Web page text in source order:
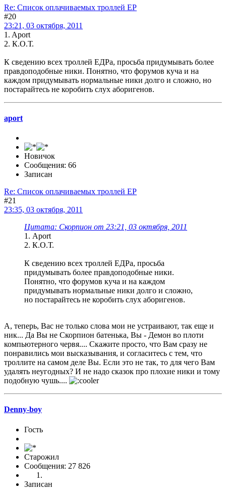
Re: Список оплачиваемых троллей ЕР
#20
23:21, 03 октября, 2011
1. Aport
2. К.О.Т.
К сведению всех троллей ЕДРа, просьба придумывать более
правдоподобные ники. Понятно, что форумов куча и на
каждом придумывать нормальные ники долго и сложно, но
постарайтесь не коробить слух аборигенов.
aport
Новичок
Сообщения: 66
Записан
Re: Список оплачиваемых троллей ЕР
#21
23:35, 03 октября, 2011
Цитата: Скорпион от 23:21, 03 октября, 2011
1. Aport
2. К.О.Т.
К сведению всех троллей ЕДРа, просьба
придумывать более правдоподобные ники.
Понятно, что форумов куча и на каждом
придумывать нормальные ники долго и сложно,
но постарайтесь не коробить слух аборигенов.
А, теперь, Вас не только слова мои не устраивают, так еще и
ник... Да Вы не Скорпион батенька, Вы - Демон во плоти
компьютерного червя.... Скажите просто, что Вам сразу не
понравились мои высказывания, и согласитесь с тем, что
троллите на самом деле Вы. Если это не так, то для чего Вам
удалять неугодных? И не надо сказок про плохие ники и тому
подобную чушь....
Denny-boy
Гость
Старожил
Сообщения: 27 826
Записан